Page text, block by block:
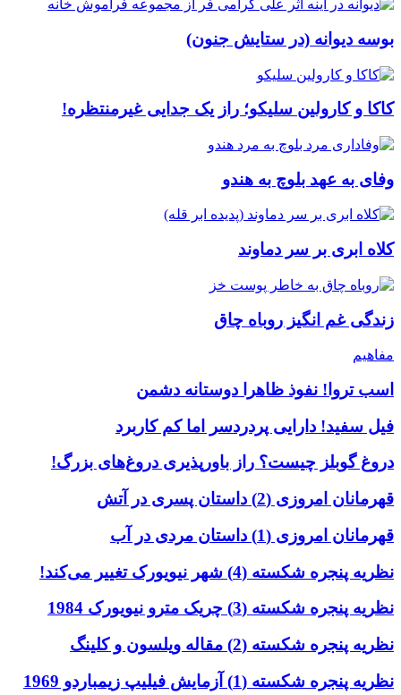
بوسه دیوانه (در ستایش جنون)
کاکا و کارولین سلیکو؛ راز یک جدایی غیرمنتظره!
وفای به عهد بلوچ به هندو
کلاه ابری بر سر دماوند
زندگی غم انگیز روباه چاق
مفاهیم
اسب تروا! نفوذ ظاهرا دوستانه دشمن
فیل سفید! دارایی پردردسر اما کم کاربرد
دروغ گوبلز چیست؟ راز باورپذیری دروغ‌های بزرگ!
قهرمانان امروزی (2) داستان پسری در آتش
قهرمانان امروزی (1) داستان مردی در آب
نظریه پنجره شکسته (4) شهر نیویورک تغییر می‌کند!
نظریه پنجره شکسته (3) چریک مترو نیویورک 1984
نظریه پنجره شکسته (2) مقاله ویلسون و کلینگ
نظریه پنجره شکسته (1) آزمایش فیلیپ زیمباردو 1969